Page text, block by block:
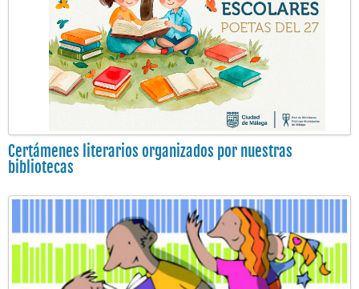
Certámenes literarios organizados por nuestras
bibliotecas